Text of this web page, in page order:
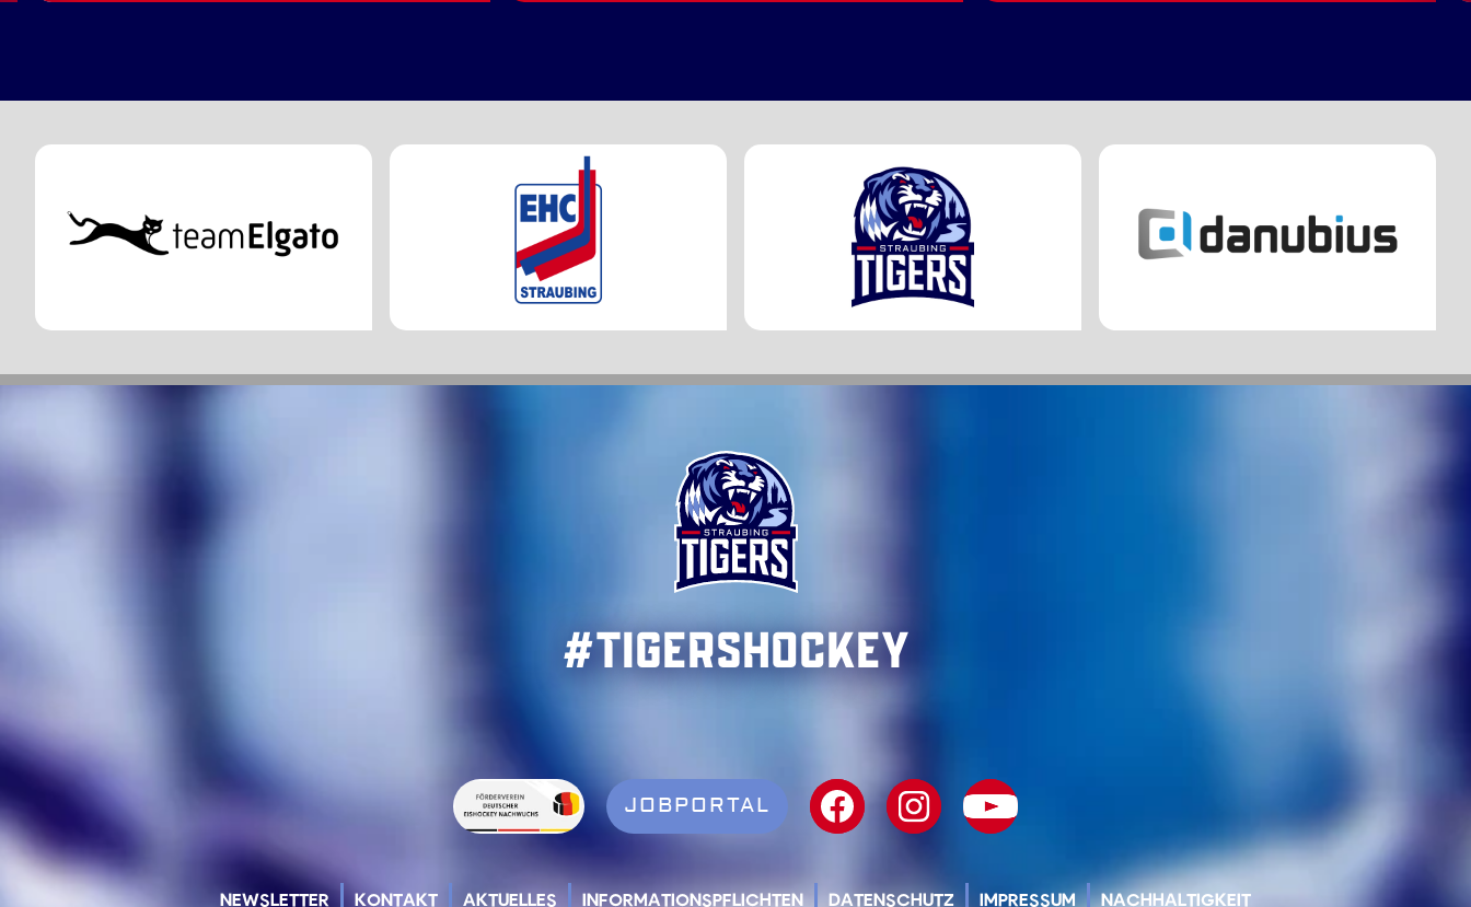
#TigersHockey
JOBPORTAL
NEWSLETTER KONTAKT AKTUELLES INFORMATIONSPFLICHTEN DATENSCHUTZ IMPRESSUM NACHHALTIGKEIT